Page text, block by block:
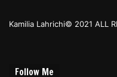
Kamilia Lahrichi© 2021 ALL
Follow Me